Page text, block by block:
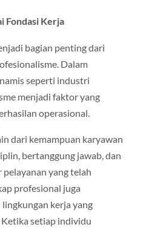
Fondasi Kerja
bagian penting dari
Dalam
seperti industri
menjadi faktor yang
operasional.
dari kemampuan karyawan
bertanggung jawab, dan
yang telah
profesional juga
kerja yang
setiap individu